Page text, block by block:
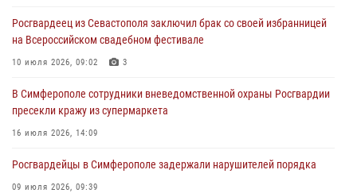
Росгвардейцы оперативно задержали нарушителя на охраняемом
объекте в Севастополе
Росгвардеец из Севастополя заключил брак со своей избранницей
на Всероссийском свадебном фестивале
10 июля 2026, 09:02 3
В Симферополе сотрудники вневедомственной охраны Росгвардии
пресекли кражу из супермаркета
16 июля 2026, 14:09
Росгвардейцы в Симферополе задержали нарушителей порядка
09 июля 2026, 09:39